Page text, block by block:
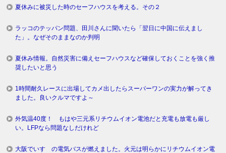
夏休みに被災した時のセーフハウスを考える。その２
ラッコのテッパン問題、田川さんに聞いたら「翌日に中国に伝えまし
た」。なぜそのままなのか判明
夏休み情報。自然災害に備えセーフハウスなど確保しておくことを強く推
奨したいと思う
1時間耐久レースに出場してカメ出したらスーパーワンの実力が解ってき
ました。良いクルマですよ～
外気温40度！ もはや三元系リチウムイオン電池だと充電も放電も厳し
い。LFPなら問題なしだけれど
大阪でいすゞの電気バスが燃えました。火元は明らかにリチウムイオン電